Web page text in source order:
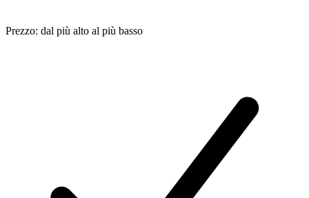
Prezzo: dal più alto al più basso